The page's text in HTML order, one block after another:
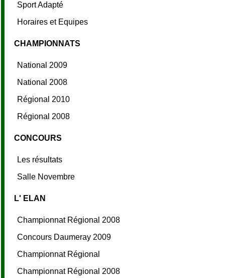
Sport Adapté
Horaires et Equipes
CHAMPIONNATS
National 2009
National 2008
Régional 2010
Régional 2008
CONCOURS
Les résultats
Salle Novembre
L' ELAN
Championnat Régional 2008
Concours Daumeray 2009
Championnat Régional
Championnat Régional 2008